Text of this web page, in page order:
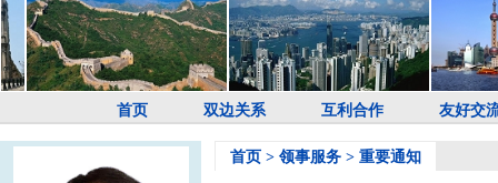
首页 双边关系 互利合作 友好交
首页 > 领事服务 > 重要通知